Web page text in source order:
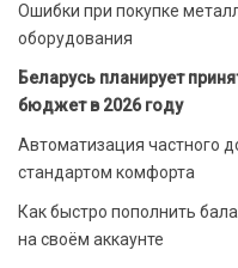
Ошибки при покупке
оборудования
Беларусь планирует
бюджет в 2026 году
Автоматизация частного
стандартом комфорта
Как быстро пополнить
на своём аккаунте